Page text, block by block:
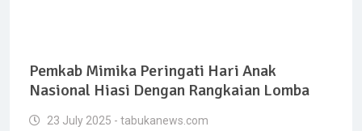
Pemkab Mimika Peringati Hari Anak
Nasional Hiasi Dengan Rangkaian Lomba
23 July 2025 - tabukanews.com